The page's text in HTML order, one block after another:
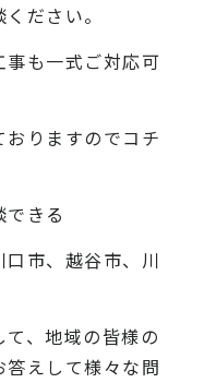
ださい。
も一式ご対応可
りますのでコチ
きる
口市、越谷市、川
、地域の皆様の
えして様々な問